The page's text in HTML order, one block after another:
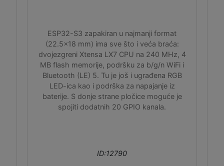
ESP32-S3 zapakiran u najmanji format
(22.5x18 mm) ima sve što i veća braća:
dvojezgreni Xtensa LX7 CPU na 240 MHz, 4
MB flash memorije, podršku za b/g/n WiFi i
Bluetooth (LE) 5. Tu je još i ugrađena RGB
LED-ica kao i podrška za napajanje iz
baterije. S donje strane pločice moguće je
spojiti dodatnih 20 GPIO kanala.
ID:12790